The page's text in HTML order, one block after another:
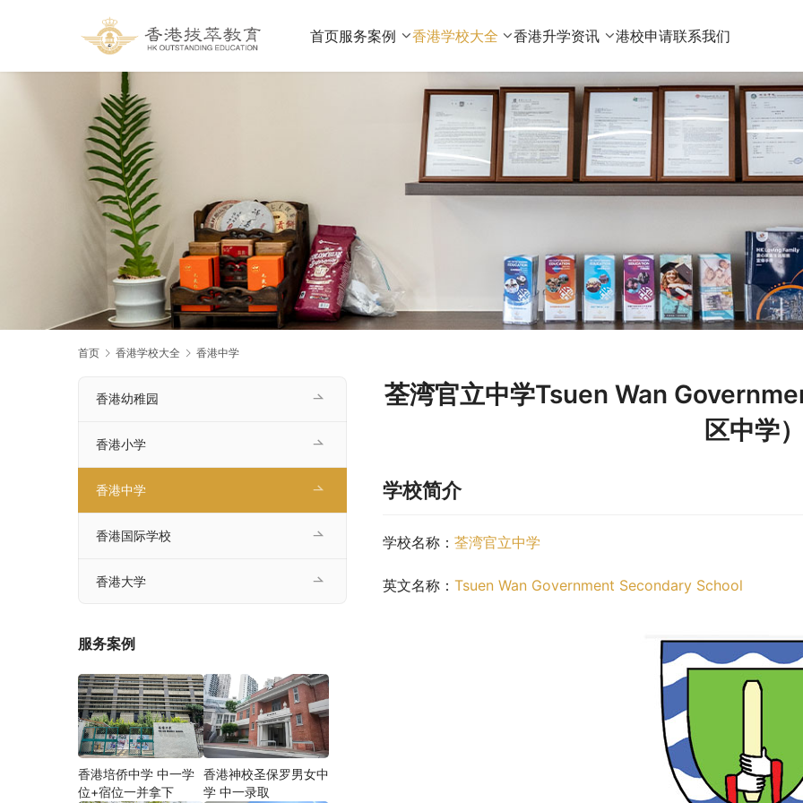
首页服务案例 香港学校大全 香港升学资讯 港校申请联系我们
首页 香港学校大全 香港中学
荃湾官立中学Tsuen Wan
区中学
学校简介
学校名称： 荃湾官立中学
英文名称： Tsuen Wan Government Secondary School
香港幼稚园
香港小学
香港中学
香港国际学校
香港大学
服务案例
香港培侨中学 中一学
位+宿位一并拿下
香港神校圣保罗男女中
学 中一录取